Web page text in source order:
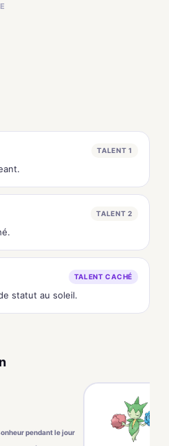
TALENT 1
TALENT 2
TALENT CACHÉ
statut au soleil.
pendant le jour